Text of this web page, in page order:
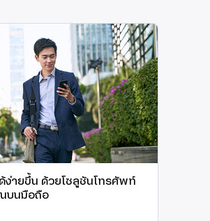
ง่ายขึ้น ด้วยโซลูชันโทรศัพท์
บนมือถือ